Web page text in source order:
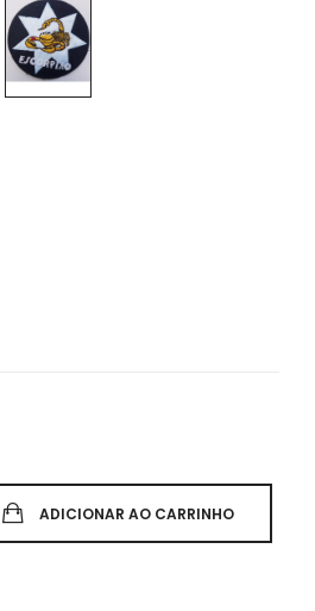
ADICIONAR AO CARRINHO